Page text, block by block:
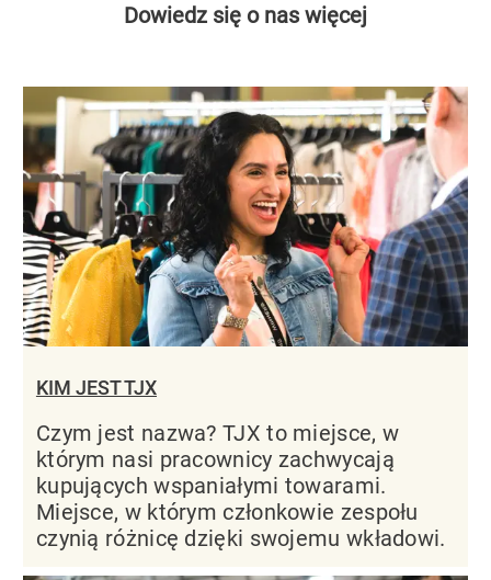
Dowiedz się o nas więcej
KIM JEST TJX
Czym jest nazwa? TJX to miejsce, w
którym nasi pracownicy zachwycają
kupujących wspaniałymi towarami.
Miejsce, w którym członkowie zespołu
czynią różnicę dzięki swojemu wkładowi.